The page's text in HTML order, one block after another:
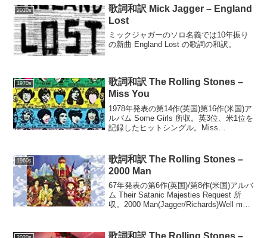
2010s
歌詞和訳 Mick Jagger – England
Lost
ミックジャガーのソロ名義では10年振り
の新曲 England Lost の歌詞の和訳。
1970s
歌詞和訳 The Rolling Stones –
Miss You
1978年発表の第14作(英国)第16作(米国)ア
ルバム Some Girls 所収。英3位、米1位を
記録したヒットシングル。Miss
1960s
歌詞和訳 The Rolling Stones –
2000 Man
67年発表の第6作(英国)/第8作(米国)アルバ
ム Their Satanic Majesties Request 所
収。2000 Man(Jagger/Richards)Well my
歌詞和訳 The Rolling Stones –